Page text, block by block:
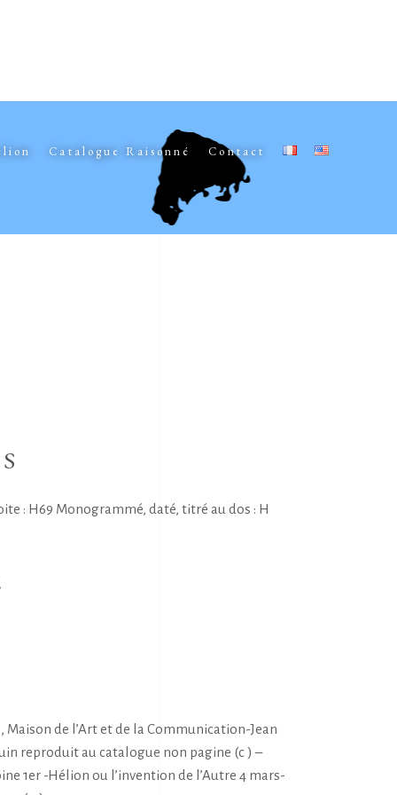
Catalogue Raisonné Contact
: H69 Monogrammé, daté, titré au dos : H
Maison de l’Art et de la Communication-Jean
reproduit au catalogue non pagine (c ) –
1er -Hélion ou l’invention de l’Autre 4 mars-